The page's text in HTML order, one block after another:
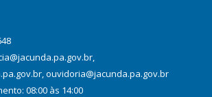
ouvidoria@jacunda.pa.gov.br
08:00 às 14:00